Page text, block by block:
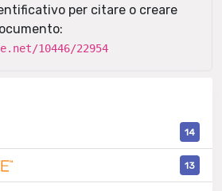
per citare o creare
10446/22954
14
13